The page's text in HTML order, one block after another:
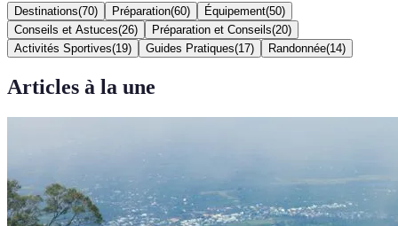
Destinations(70) Préparation(60) Équipement(50)
Conseils et Astuces(26) Préparation et Conseils(20)
Activités Sportives(19) Guides Pratiques(17) Randonnée(14)
Articles à la une